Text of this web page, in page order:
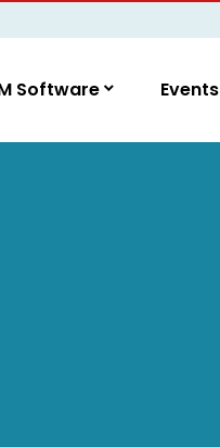
Software Events